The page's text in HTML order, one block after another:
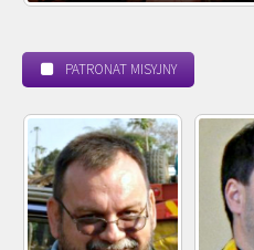
PATRONAT MISYJNY